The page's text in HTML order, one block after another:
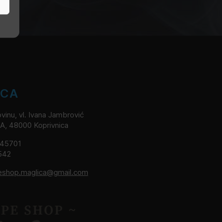
vl. Ivana Jambrović
48000 Koprivnica